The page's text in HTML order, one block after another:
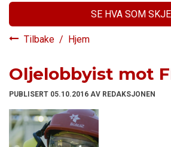
SE HVA SOM
Tilbake / Hjem
Oljelobbyist mot
PUBLISERT 05.10.2016 AV REDAKSJONEN